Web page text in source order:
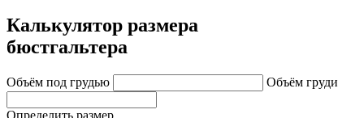
Калькулятор размера
бюстгальтера
Объём под грудью Объём груди